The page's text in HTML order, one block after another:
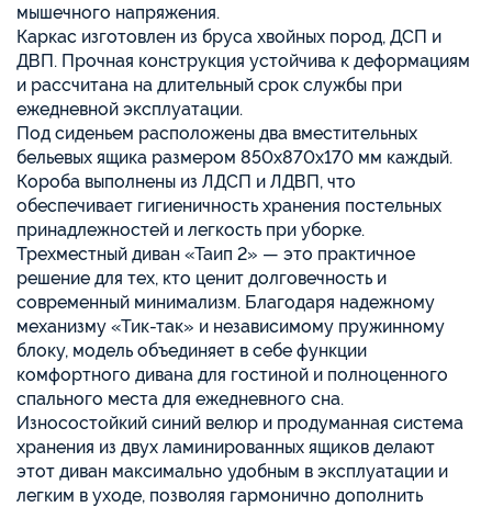
мышечного напряжения.
Каркас изготовлен из бруса хвойных пород, ДСП и
ДВП. Прочная конструкция устойчива к деформациям
и рассчитана на длительный срок службы при
ежедневной эксплуатации.
Под сиденьем расположены два вместительных
бельевых ящика размером 850х870х170 мм каждый.
Короба выполнены из ЛДСП и ЛДВП, что
обеспечивает гигиеничность хранения постельных
принадлежностей и легкость при уборке.
Трехместный диван «Таип 2» — это практичное
решение для тех, кто ценит долговечность и
современный минимализм. Благодаря надежному
механизму «Тик-так» и независимому пружинному
блоку, модель объединяет в себе функции
комфортного дивана для гостиной и полноценного
спального места для ежедневного сна.
Износостойкий синий велюр и продуманная система
хранения из двух ламинированных ящиков делают
этот диван максимально удобным в эксплуатации и
легким в уходе, позволяя гармонично дополнить